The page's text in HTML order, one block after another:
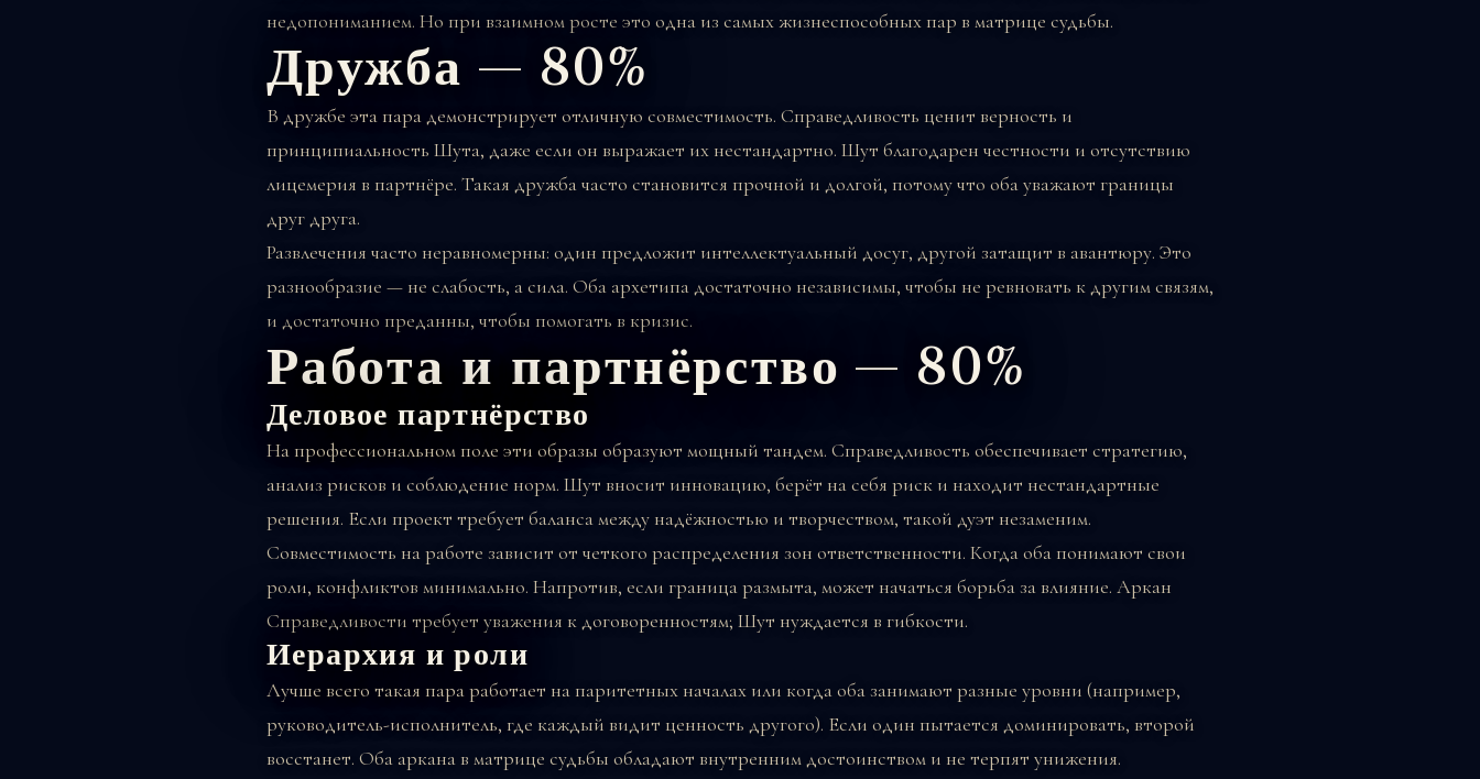
недопониманием. Но при взаимном росте это одна из самых жизнеспособных пар в матрице судьбы.
Дружба — 80%
В дружбе эта пара демонстрирует отличную совместимость. Справедливость ценит верность и
принципиальность Шута, даже если он выражает их нестандартно. Шут благодарен честности и отсутствию
лицемерия в партнёре. Такая дружба часто становится прочной и долгой, потому что оба уважают границы
друг друга.
Развлечения часто неравномерны: один предложит интеллектуальный досуг, другой затащит в авантюру. Это
разнообразие — не слабость, а сила. Оба архетипа достаточно независимы, чтобы не ревновать к другим связям,
и достаточно преданны, чтобы помогать в кризис.
Работа и партнёрство — 80%
Деловое партнёрство
На профессиональном поле эти образы образуют мощный тандем. Справедливость обеспечивает стратегию,
анализ рисков и соблюдение норм. Шут вносит инновацию, берёт на себя риск и находит нестандартные
решения. Если проект требует баланса между надёжностью и творчеством, такой дуэт незаменим.
Совместимость на работе зависит от четкого распределения зон ответственности. Когда оба понимают свои
роли, конфликтов минимально. Напротив, если граница размыта, может начаться борьба за влияние. Аркан
Справедливости требует уважения к договоренностям; Шут нуждается в гибкости.
Иерархия и роли
Лучше всего такая пара работает на паритетных началах или когда оба занимают разные уровни (например,
руководитель-исполнитель, где каждый видит ценность другого). Если один пытается доминировать, второй
восстанет. Оба аркана в матрице судьбы обладают внутренним достоинством и не терпят унижения.